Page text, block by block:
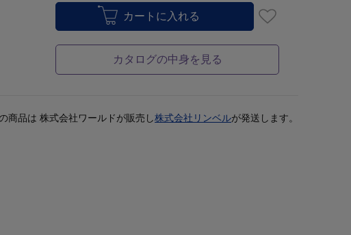
カタログの中身を見る
商品は 株式会社ワールドが販売し株式会社リンベルが発送します。